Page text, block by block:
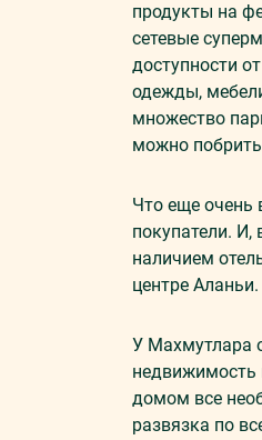
продукты на
сетевые
доступности
одежды,
множество
можно
Что еще очень
покупатели.
наличием
центре Аланьи.
У Махмутлара
недвижимость
домом все
развязка по